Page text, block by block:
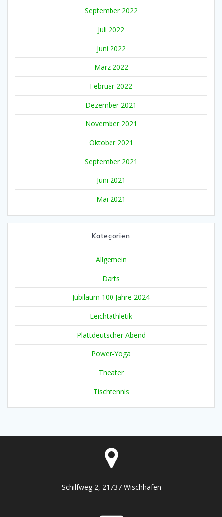
September 2022
Juli 2022
Juni 2022
März 2022
Februar 2022
Dezember 2021
November 2021
Oktober 2021
September 2021
Juni 2021
Mai 2021
Kategorien
Allgemein
Darts
Jubiläum 100 Jahre 2024
Leichtathletik
Plattdeutscher Abend
Power-Yoga
Theater
Tischtennis
Schilfweg 2, 21737 Wischhafen